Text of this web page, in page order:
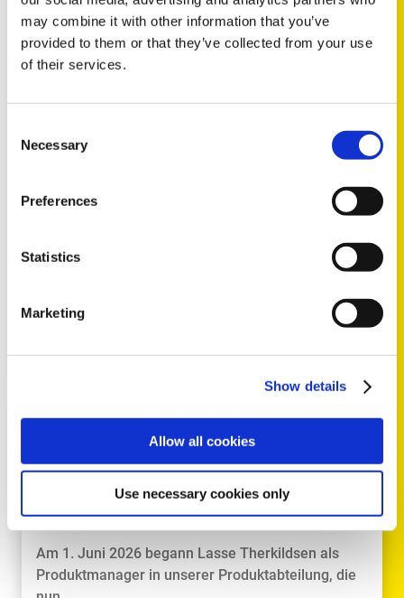
may combine it with other information that you’ve
provided to them or that they’ve collected from your use
of their services.
Selection
Necessary
Preferences
Statistics
Marketing
Show details
Allow all cookies
Use necessary cookies only
Produkte
Obwohl wir im Laufe der Jahre unsere
haben, sind…
Neuer Mitarbeiter in der
Produktabteilung von Triscan
Am 1. Juni 2026 begann Lasse Therkildsen als
Produktmanager in unserer Produktabteilung, die